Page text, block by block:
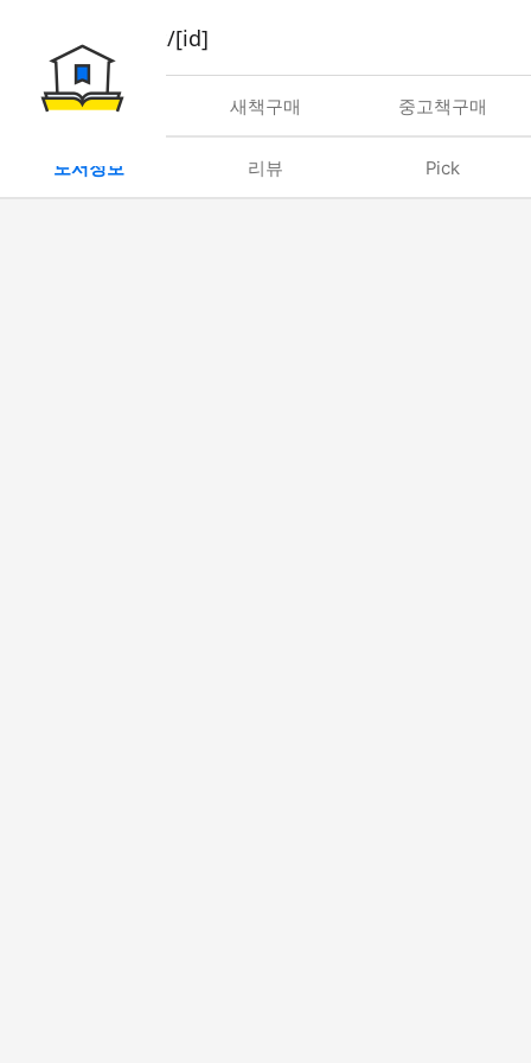
book/rent/[id]
대여 새책구매 중고책구매
도서정보 리뷰 Pick